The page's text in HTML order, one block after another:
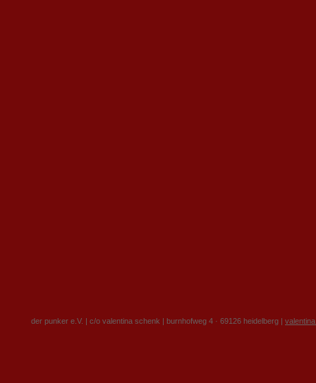
der punker e.V. | c/o valentina schenk | burnhofweg 4 · 69126 heidelberg |